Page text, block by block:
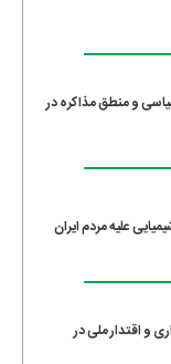
و منطق مذاکره در
علیه مردم ایران
و اقتدار ملی در